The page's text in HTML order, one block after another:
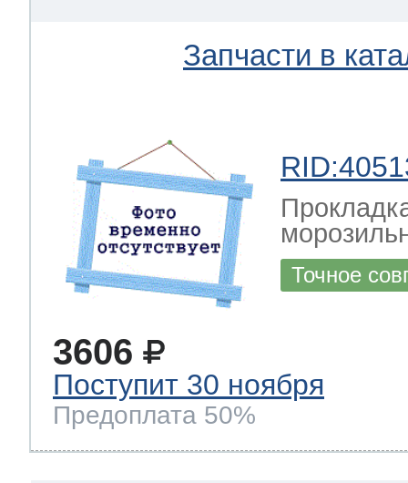
Запчасти в
Точное
3606
Поступит 30 ноября
Предоплата 50%